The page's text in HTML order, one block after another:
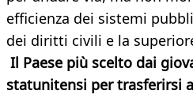
efficienza dei sistemi
dei diritti civili e la
Il Paese più scelto dai
statunitensi per trasferirsi